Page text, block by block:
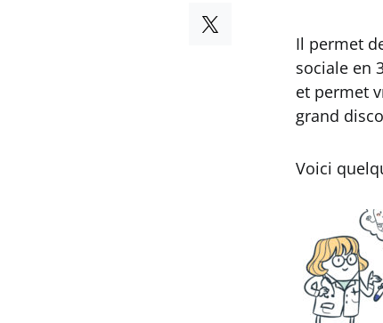
Il permet
sociale en
et permet
grand
Voici